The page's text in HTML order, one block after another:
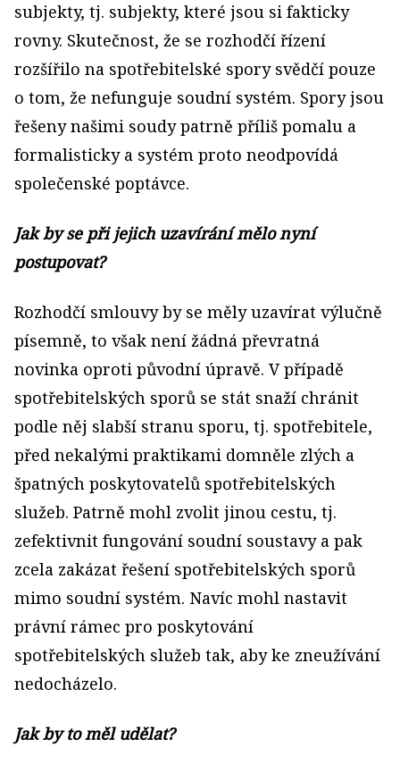
subjekty, tj. subjekty, které jsou si fakticky
rovny. Skutečnost, že se rozhodčí řízení
rozšířilo na spotřebitelské spory svědčí pouze
o tom, že nefunguje soudní systém. Spory jsou
řešeny našimi soudy patrně příliš pomalu a
formalisticky a systém proto neodpovídá
společenské poptávce.
Jak by se při jejich uzavírání mělo nyní
postupovat?
Rozhodčí smlouvy by se měly uzavírat výlučně
písemně, to však není žádná převratná
novinka oproti původní úpravě. V případě
spotřebitelských sporů se stát snaží chránit
podle něj slabší stranu sporu, tj. spotřebitele,
před nekalými praktikami domněle zlých a
špatných poskytovatelů spotřebitelských
služeb. Patrně mohl zvolit jinou cestu, tj.
zefektivnit fungování soudní soustavy a pak
zcela zakázat řešení spotřebitelských sporů
mimo soudní systém. Navíc mohl nastavit
právní rámec pro poskytování
spotřebitelských služeb tak, aby ke zneužívání
nedocházelo.
Jak by to měl udělat?